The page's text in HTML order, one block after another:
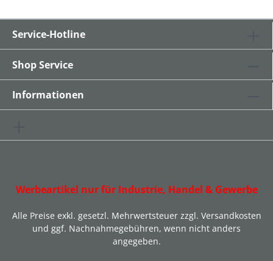
Service-Hotline
Shop Service
Informationen
Werbeartikel nur für Industrie, Handel & Gewerbe
Alle Preise exkl. gesetzl. Mehrwertsteuer zzgl. Versandkosten
und ggf. Nachnahmegebühren, wenn nicht anders
angegeben.